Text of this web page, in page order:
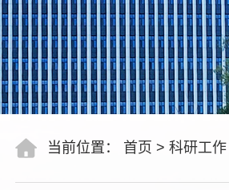
当前位置： 首页 > 科研工作